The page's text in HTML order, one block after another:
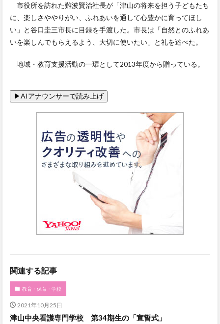
市役所を訪れた難波賢治社長が「津山の将来を担う子どもたち
に、楽しさややりがい、ふれあいを通して心豊かに育ってほし
い」と谷口圭三市長に目録を手渡した。市長は「自然とのふれあ
いを楽しんでもらえるよう、大切に使いたい」と礼を述べた。
地域・教育支援活動の一環として2013年度から贈っている。
関連する記事
教育・保育・学校
2021年10月25日
津山中央看護専門学校 第34期生の「宣誓式」